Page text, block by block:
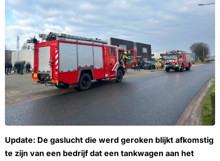
Update: De gaslucht die werd geroken blijkt afkomstig
te zijn van een bedrijf dat een tankwagen aan het